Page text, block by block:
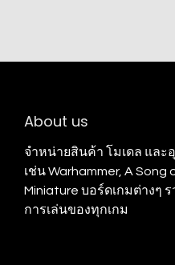
About us
จำหน่ายสินค้า โมเดล และ
เช่น Warhammer, A Song
Miniature บอร์ดเกมต่างๆ
การเล่นของทุกเกม